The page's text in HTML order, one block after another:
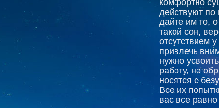
действуют
дайте им то,
такой сон,
отсутствием
привлечь
нужно
работу, не
носятся с
Все их
вас все